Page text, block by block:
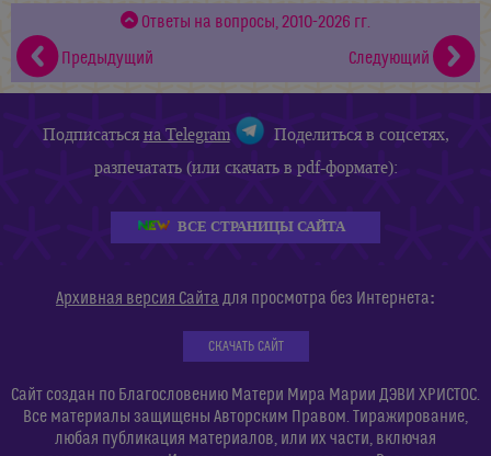
Ответы на вопросы, 2010-2026 гг.
Предыдущий
Следующий
Подписатьсяна Telegram
Поделиться в соцсетях,
разпечатать (или скачать в pdf-формате):
ВСЕ СТРАНИЦЫ САЙТА
Архивная версия Сайта для просмотра без Интернета:
СКАЧАТЬ САЙТ
Сайт создан по Благословению Матери Мира Марии ДЭВИ ХРИСТОС.
Все материалы защищены Авторским Правом. Тиражирование,
любая публикация материалов, или их части, включая